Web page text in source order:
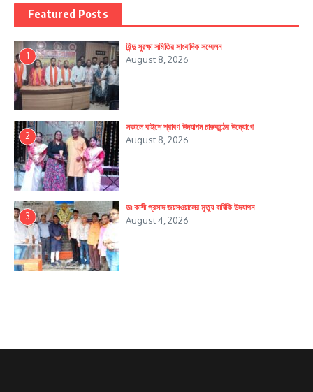
Featured Posts
1
হিন্দু সুরক্ষা সমিতির সাংবাদিক সম্মেলন
August 8, 2026
2
সকালে বাইশে শ্রাবণ উদযাপন চারুকন্ঠের উদ্যোগে
August 8, 2026
3
ডঃ কাশী প্রসাদ জয়সওয়ালের মৃত্যু বার্ষিকি উদযাপন
August 4, 2026